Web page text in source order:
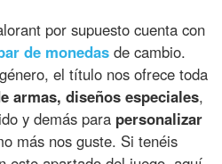
por supuesto cuenta con
de monedas de cambio.
el título nos ofrece toda
armas, diseños especiales,
y demás para personalizar
más nos guste. Si tenéis